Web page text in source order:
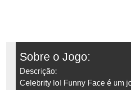
Sobre o Jogo:
Descrição:
Celebrity lol Funny Face é um